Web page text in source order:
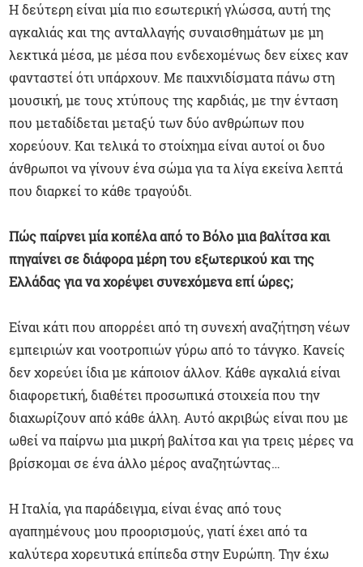
Η δεύτερη είναι μία πιο εσωτερική γλώσσα, αυτή της
αγκαλιάς και της ανταλλαγής συναισθημάτων με μη
λεκτικά μέσα, με μέσα που ενδεχομένως δεν είχες καν
φανταστεί ότι υπάρχουν. Με παιχνιδίσματα πάνω στη
μουσική, με τους χτύπους της καρδιάς, με την ένταση
που μεταδίδεται μεταξύ των δύο ανθρώπων που
χορεύουν. Και τελικά το στοίχημα είναι αυτοί οι δυο
άνθρωποι να γίνουν ένα σώμα για τα λίγα εκείνα λεπτά
που διαρκεί το κάθε τραγούδι.
Πώς παίρνει μία κοπέλα από το Βόλο μια βαλίτσα και
πηγαίνει σε διάφορα μέρη του εξωτερικού και της
Ελλάδας για να χορέψει συνεχόμενα επί ώρες;
Είναι κάτι που απορρέει από τη συνεχή αναζήτηση νέων
εμπειριών και νοοτροπιών γύρω από το τάνγκο. Κανείς
δεν χορεύει ίδια με κάποιον άλλον. Κάθε αγκαλιά είναι
διαφορετική, διαθέτει προσωπικά στοιχεία που την
διαχωρίζουν από κάθε άλλη. Αυτό ακριβώς είναι που με
ωθεί να παίρνω μια μικρή βαλίτσα και για τρεις μέρες να
βρίσκομαι σε ένα άλλο μέρος αναζητώντας…
Η Ιταλία, για παράδειγμα, είναι ένας από τους
αγαπημένους μου προορισμούς, γιατί έχει από τα
καλύτερα χορευτικά επίπεδα στην Ευρώπη. Την έχω